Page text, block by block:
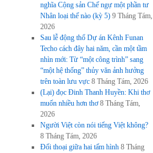
nghĩa Cộng sản Chế ngự một phần tư
Nhân loại thế nào (kỳ 5) 9 Tháng Tám,
2026
Sau lễ động thổ Dự án Kênh Funan
Techo cách đây hai năm, cần một tầm
nhìn mới: Từ “một công trình” sang
“một hệ thống” thủy văn ảnh hưởng
trên toàn lưu vực 8 Tháng Tám, 2026
(Lại) đọc Đinh Thanh Huyền: Khi thơ
muốn nhiều hơn thơ 8 Tháng Tám,
2026
Người Việt còn nói tiếng Việt không?
8 Tháng Tám, 2026
Đối thoại giữa hai tấm hình 8 Tháng